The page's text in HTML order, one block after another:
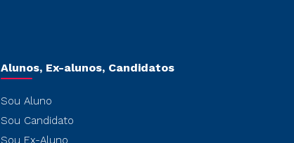
Alunos, Ex-alunos, Candidatos
Sou Aluno
Sou Candidato
Sou Ex-Aluno